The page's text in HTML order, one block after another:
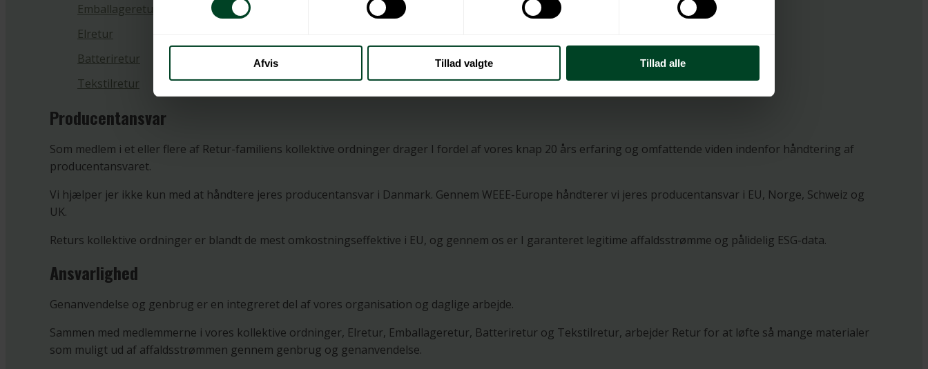
Afvis Tillad valgte Tillad alle
Emballageretur
Elretur
Batteriretur
Tekstilretur
Producentansvar
Som medlem i et eller flere af Retur-familiens kollektive ordninger drager I fordel af vores knap 20 års erfaring og omfattende viden indenfor håndtering af
producentansvaret.
Vi hjælper jer ikke kun med at håndtere jeres producentansvar i Danmark. Gennem WEEE-Europe håndterer vi jeres producentansvar i EU, Norge, Schweiz og
UK.
Returs kollektive ordninger er blandt de mest omkostningseffektive i EU, og gennem os er I garanteret legitime affaldsstrømme og pålidelig ESG-data.
Ansvarlighed
Genanvendelse og genbrug er en integreret del af vores organisation og daglige arbejde.
Sammen med medlemmerne i vores kollektive ordninger, Elretur, Emballageretur, Batteriretur og Tekstilretur, arbejder Retur for at løfte så mange materialer
som muligt ud af affaldsstrømmen gennem genbrug og genanvendelse.